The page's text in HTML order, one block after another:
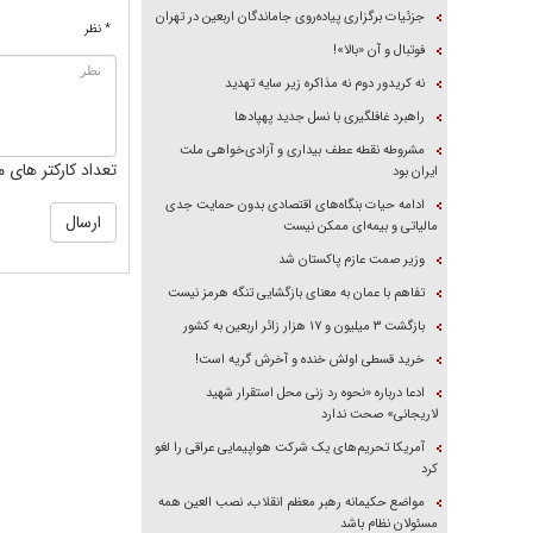
* نظر
تعداد کارکتر های
جزئیات برگزاری پیاده‌روی جاماندگان اربعین در تهران
فوتبال و آن «بالا»!
نه کریدور دوم نه مذاکره زیر سایه تهدید
راهبرد غافلگیری با نسل جدید پهپاد‌ها
مشروطه نقطه عطف بیداری و آزادی‌خواهی ملت
ایران بود
ادامه حیات بنگاه‌های اقتصادی بدون حمایت جدی
مالیاتی و بیمه‌ای ممکن نیست
وزیر صمت عازم پاکستان شد
تفاهم با عمان به معنای بازگشایی تنگه هرمز نیست
بازگشت ۳ میلیون و ۱۷ هزار زائر اربعین به کشور
خرید قسطی اولش خنده و آخرش گریه است!
ادعا درباره «نحوه رد زنی محل استقرار شهید
لاریجانی» صحت ندارد
آمریکا تحریم‌های یک شرکت هواپیمایی عراقی را لغو
کرد
مواضع حکیمانه رهبر معظم انقلاب، نصب العین همه
مسئولان نظام باشد